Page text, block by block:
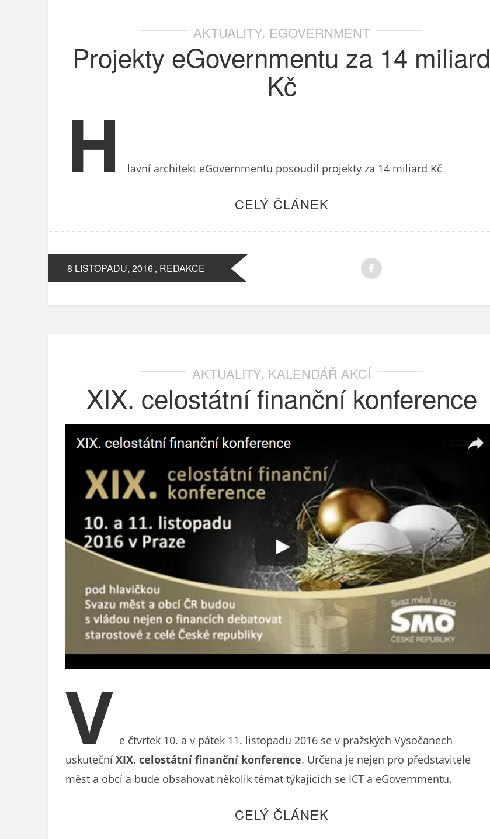
AKTUALITY, EGOVERNMENT
Projekty eGovernmentu za 14 miliard
Kč
H lavní architekt eGovernmentu posoudil projekty za 14 miliard Kč
CELÝ ČLÁNEK
8 LISTOPADU, 2016, REDAKCE
AKTUALITY, KALENDÁŘ AKCÍ
XIX. celostátní finanční konference
V e čtvrtek 10. a v pátek 11. listopadu 2016 se v pražských Vysočanech
uskuteční XIX. celostátní finanční konference. Určena je nejen pro představitele
měst a obcí a bude obsahovat několik témat týkajících se ICT a eGovernmentu.
CELÝ ČLÁNEK